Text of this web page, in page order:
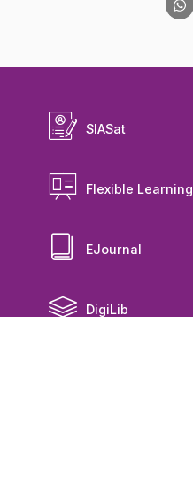
SIASat
Flexible Learning
EJournal
DigiLib